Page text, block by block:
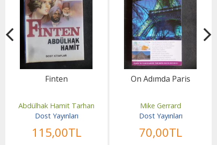
Finten
Abdülhak Hamit Tarhan
Dost Yayınları
115,00TL
On Adımda Paris
Mike Gerrard
Dost Yayınları
70,00TL